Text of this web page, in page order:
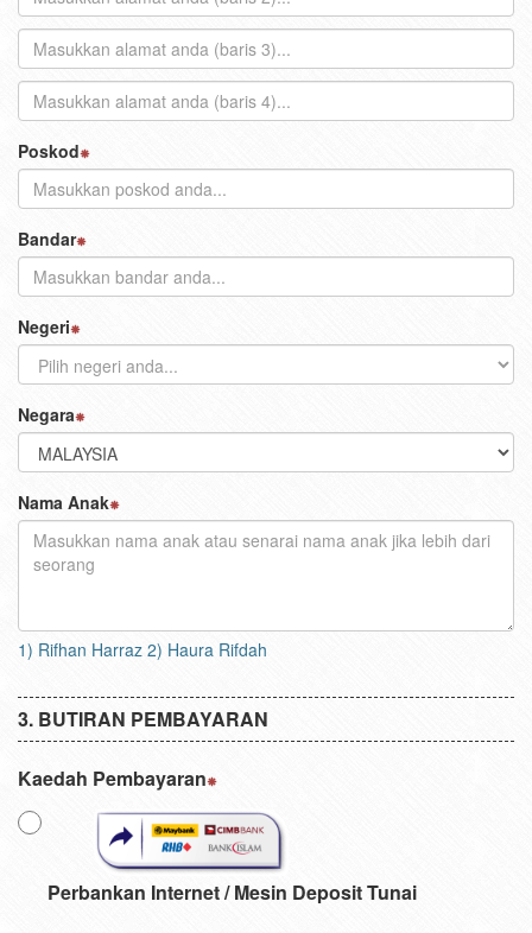
Poskod
Bandar
Negeri
Negara
Nama Anak
1) Rifhan Harraz 2) Haura Rifdah
BUTIRAN PEMBAYARAN
Kaedah Pembayaran
Perbankan Internet / Mesin Deposit Tunai